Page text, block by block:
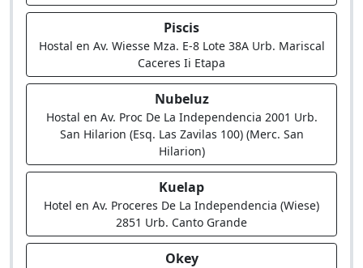
Piscis
Hostal en Av. Wiesse Mza. E-8 Lote 38A Urb. Mariscal
Caceres Ii Etapa
Nubeluz
Hostal en Av. Proc De La Independencia 2001 Urb.
San Hilarion (Esq. Las Zavilas 100) (Merc. San
Hilarion)
Kuelap
Hotel en Av. Proceres De La Independencia (Wiese)
2851 Urb. Canto Grande
Okey